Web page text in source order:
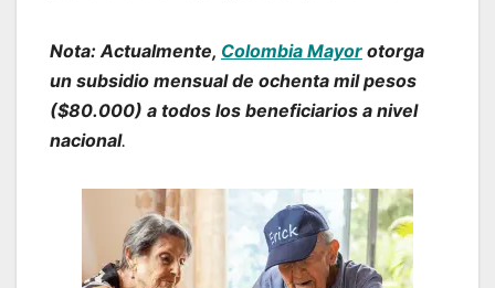
Nota: Actualmente, Colombia Mayor otorga
un subsidio mensual de ochenta mil pesos
($80.000) a todos los beneficiarios a nivel
nacional.